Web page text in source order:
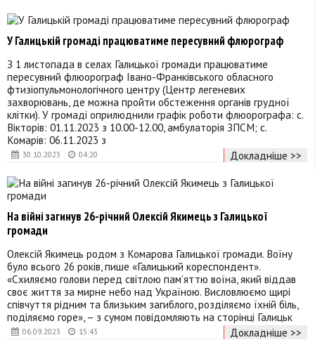
30.10.2023 04:20
У Галицькій громаді працюватиме пересувний флюрограф
З 1 листопада в селах Галицької громади працюватиме
пересувний флюорограф Івано-Франківського обласного
фтизіопульмонологічного центру (Центр легеневих
захворювань, де можна пройти обстеження органів грудної
клітки). У громаді оприлюднили графік роботи флюорографа: с.
Вікторів: 01.11.2023 з 10.00-12.00, амбулаторія ЗПСМ; с.
Комарів: 06.11.2023 з
Докладніше >>
06.09.2023 15:43
На війні загинув 26-річний Олексій Якимець з Галицької
громади
Олексій Якимець родом з Комарова Галицької громади. Воїну
було всього 26 років, пише «Галицький кореспондент».
«Схиляємо голови перед світлою пам’яттю воїна, який віддав
своє життя за мирне небо над Україною. Висловлюємо щирі
співчуття рідним та близьким загиблого, розділяємо їхній біль,
поділяємо горе», – з сумом повідомляють на сторінці Галицьк
Докладніше >>